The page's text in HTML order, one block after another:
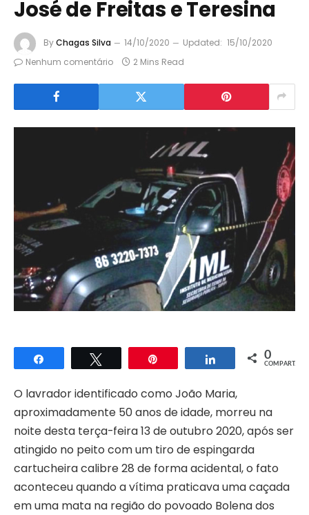
José de Freitas e Teresina
ByChagas Silva 14/10/2020 Updated: 15/10/2020
Nenhum comentário
2 Mins Read
Compartilhar Compartilhar
0
COMPART.
O lavrador identificado como João Maria,
aproximadamente 50 anos de idade, morreu na
noite desta terça-feira 13 de outubro 2020, após ser
atingido no peito com um tiro de espingarda
cartucheira calibre 28 de forma acidental, o fato
aconteceu quando a vítima praticava uma caçada
em uma mata na região do povoado Bolena dos